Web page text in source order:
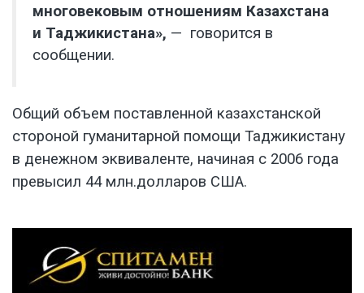
многовековым отношениям Казахстана
и Таджикистана», — говорится в
сообщении.
Общий объем поставленной казахстанской
стороной гуманитарной помощи Таджикистану
в денежном эквиваленте, начиная с 2006 года
превысил 44 млн.долларов США.